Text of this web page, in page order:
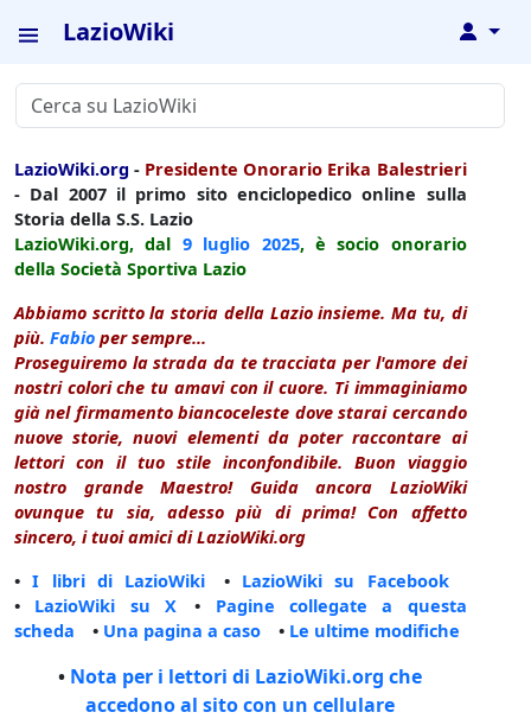
LazioWiki ↓
LazioWiki.org - Presidente Onorario Erika Balestrieri
- Dal 2007 il primo sito enciclopedico online sulla
Storia della S.S. Lazio
LazioWiki.org, dal 9 luglio 2025, è socio onorario
della Società Sportiva Lazio
Abbiamo scritto la storia della Lazio insieme. Ma tu, di
più. Fabio per sempre...
Proseguiremo la strada da te tracciata per l'amore dei
nostri colori che tu amavi con il cuore. Ti immaginiamo
già nel firmamento biancoceleste dove starai cercando
nuove storie, nuovi elementi da poter raccontare ai
lettori con il tuo stile inconfondibile. Buon viaggio
nostro grande Maestro! Guida ancora LazioWiki
ovunque tu sia, adesso più di prima! Con affetto
sincero, i tuoi amici di LazioWiki.org
•I libri di LazioWiki • LazioWiki su Facebook
• LazioWiki su X • Pagine collegate a questa
scheda • Una pagina a caso • Le ultime modifiche
• Nota per i lettori di LazioWiki.org che
accedono al sito con un cellulare